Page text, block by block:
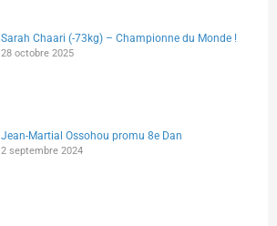
Sarah Chaari (-73kg) – Championne du Monde !
28 octobre 2025
Jean-Martial Ossohou promu 8e Dan
2 septembre 2024